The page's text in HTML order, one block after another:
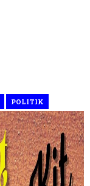
POLITIK